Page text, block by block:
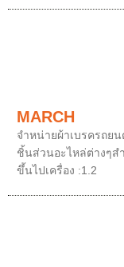
MARCH
จำหน่ายผ้าเบรครถย
ชิ้นส่วนอะไหล่ต่างๆส
ขึ้นไปเครื่อง :1.2